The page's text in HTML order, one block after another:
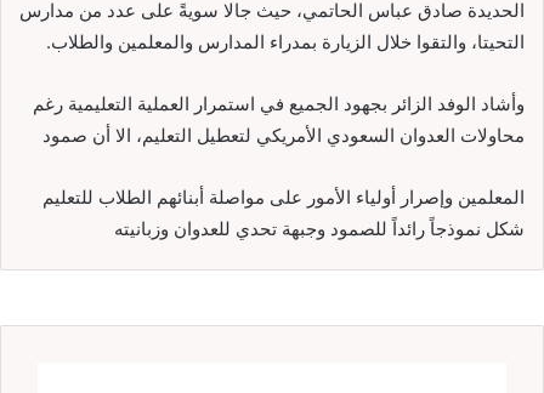
الحديدة صادق عباس الحاتمي، حيث جالا سويةً على عدد من مدارس
التحيتا، والتقوا خلال الزيارة بمدراء المدارس والمعلمين والطلاب.
وأشاد الوفد الزائر بجهود الجميع في استمرار العملية التعليمية رغم
محاولات العدوان السعودي الأمريكي لتعطيل التعليم، الا أن صمود
المعلمين وإصرار أولياء الأمور على مواصلة أبنائهم الطلاب للتعليم
شكل نموذجاً رائداً للصمود وجبهة تحدي للعدوان وزبانيته